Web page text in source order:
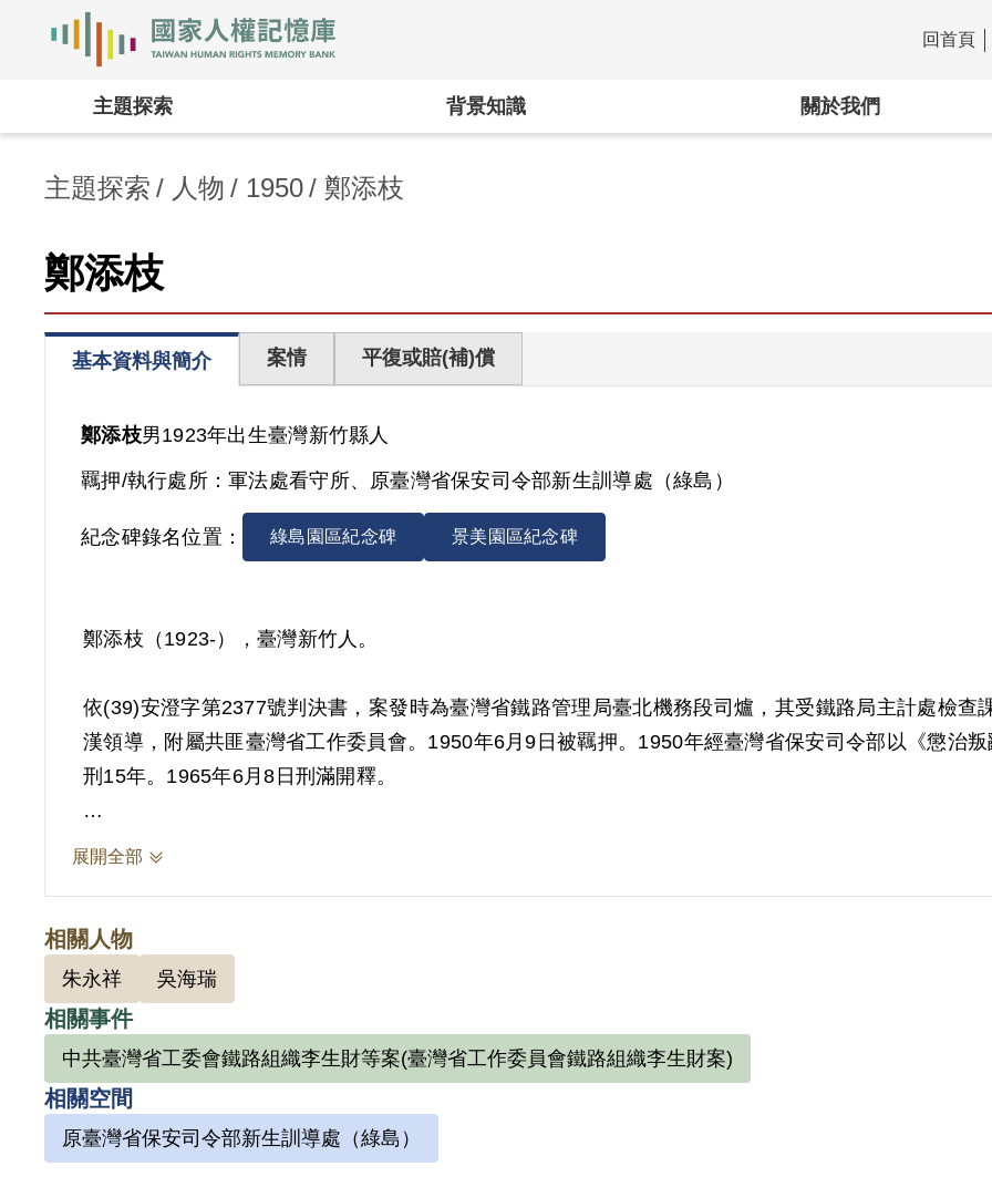
:::
回首頁
主題探索 背景知識 關於我們
主題探索 人物 1950 鄭添枝
鄭添枝
基本資料與簡介 案情 平復或賠(補)償
鄭添枝男1923年出生臺灣新竹縣人
羈押/執行處所：軍法處看守所、原臺灣省保安司令部新生訓導處（綠島）
紀念碑錄名位置： 綠島園區紀念碑 景美園區紀念碑
鄭添枝（1923-），臺灣新竹人。
依(39)安澄字第2377號判決書，案發時為臺灣省鐵路管理局臺北機務段司爐，其受鐵路局主計處檢查
漢領導，附屬共匪臺灣省工作委員會。1950年6月9日被羈押。1950年經臺灣省保安司令部以《懲治
刑15年。1965年6月8日刑滿開釋。
其於1999年5月向補償基金會提出申請，2000年4月經第1屆第14次董事會審核通過予以補償。補償理
2018年10月經促轉會公告撤銷判決處分。
展開全部
相關人物
朱永祥 吳海瑞
相關事件
中共臺灣省工委會鐵路組織李生財等案(臺灣省工作委員會鐵路組織李生財案)
相關空間
原臺灣省保安司令部新生訓導處（綠島）